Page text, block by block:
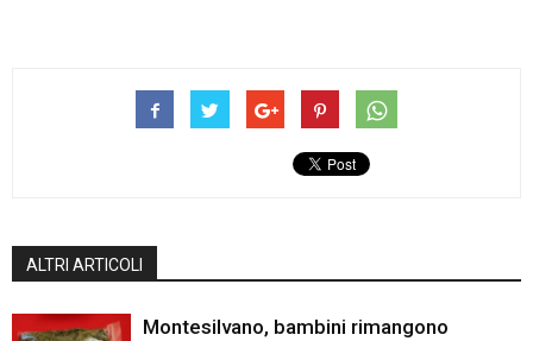
ALTRI ARTICOLI
Montesilvano, bambini rimangono